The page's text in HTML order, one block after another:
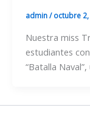
admin/octubre
Nuestra miss
estudiantes
“Batalla